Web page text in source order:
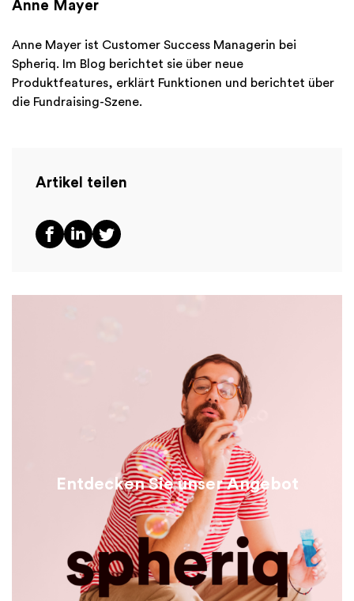
Anne Mayer
Anne Mayer ist Customer Success Managerin bei
Spheriq. Im Blog berichtet sie über neue
Produktfeatures, erklärt Funktionen und berichtet über
die Fundraising-Szene.
Artikel teilen
Entdecken Sie unser Angebot